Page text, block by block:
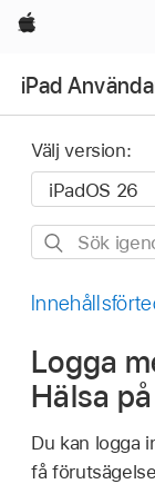
Apple
iPad
Välj version:
Sök
den
guiden
Logga
Hälsa
Du kan logga
få